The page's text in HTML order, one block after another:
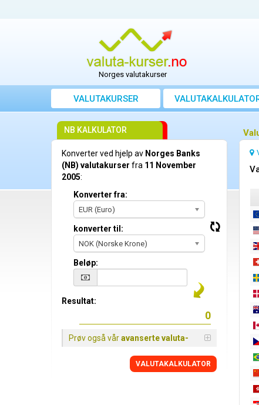
Norges valutakurser
VALUTAKURSER
NB KALKULATOR
Konverter ved hjelp av Norges Banks
(NB) valutakurser fra 11 November
2005:
Konverter fra:
EUR (Euro)
konverter til:
NOK (Norske Krone)
Beløp:
Resultat:
Prøv også våravanserte valuta-
VALUTAKALKULATOR